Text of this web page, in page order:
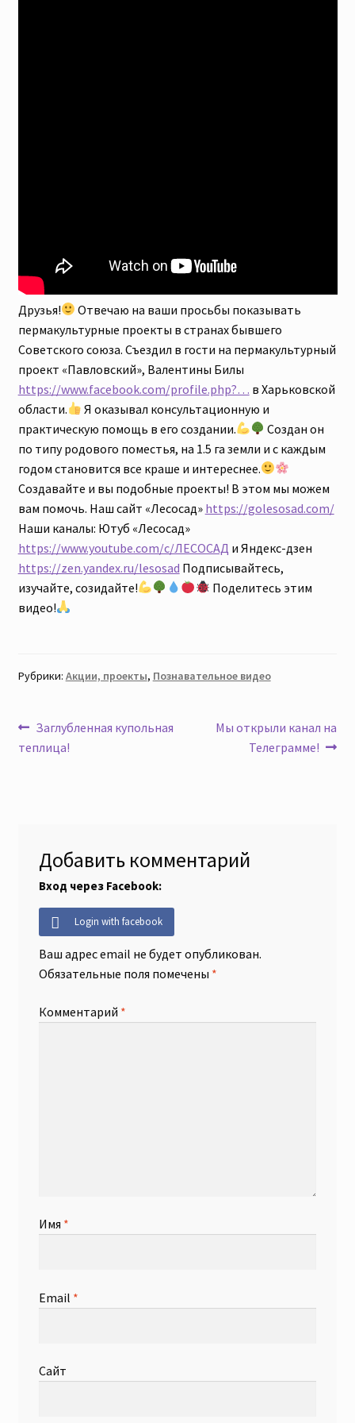
Друзья!
Отвечаю на ваши просьбы показывать
пермакультурные проекты в странах бывшего
Советского союза. Съездил в гости на пермакультурный
проект «Павловский», Валентины Билы
https://www.facebook.com/profile.php?… в Харьковской
области.
Я оказывал консультационную и
практическую помощь в его создании.
Создан он
по типу родового поместья, на 1.5 га земли и с каждым
годом становится все краше и интереснее.
Создавайте и вы подобные проекты! В этом мы можем
вам помочь. Наш сайт «Лесосад» https://golesosad.com/
Наши каналы: Ютуб «Лесосад»
https://www.youtube.com/c/ЛЕСОСАД и Яндекс-дзен
https://zen.yandex.ru/lesosad Подписывайтесь,
изучайте, созидайте!
Поделитесь этим
видео!
Рубрики: Акции, проекты, Познавательное видео
Навигация
по
Предыдущая
запись:
Заглубленная купольная
теплица!
Следующая
запись:
Мы открыли канал на
Телеграмме!
Добавить комментарий
Вход через Facebook:
Login with facebook
Ваш адрес email не будет опубликован.
Обязательные поля помечены *
Комментарий *
Имя *
Email *
Сайт